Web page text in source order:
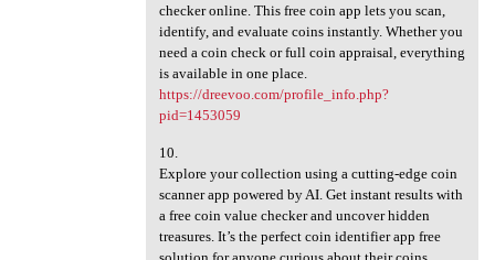
checker online. This free coin app lets you scan,
identify, and evaluate coins instantly. Whether you
need a coin check or full coin appraisal, everything
is available in one place.
https://dreevoo.com/profile_info.php?
pid=1453059
10.
Explore your collection using a cutting-edge coin
scanner app powered by AI. Get instant results with
a free coin value checker and uncover hidden
treasures. It’s the perfect coin identifier app free